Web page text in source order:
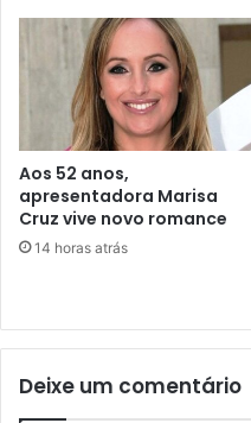
Aos 52 anos,
apresentadora Marisa
Cruz vive novo romance
14 horas atrás
Deixe um comentário